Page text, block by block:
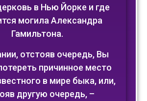
в Нью Йорке и где
могила Александра
Гамильтона.
отстояв очередь, Вы
причинное место
в мире быка, или,
другую очередь, –